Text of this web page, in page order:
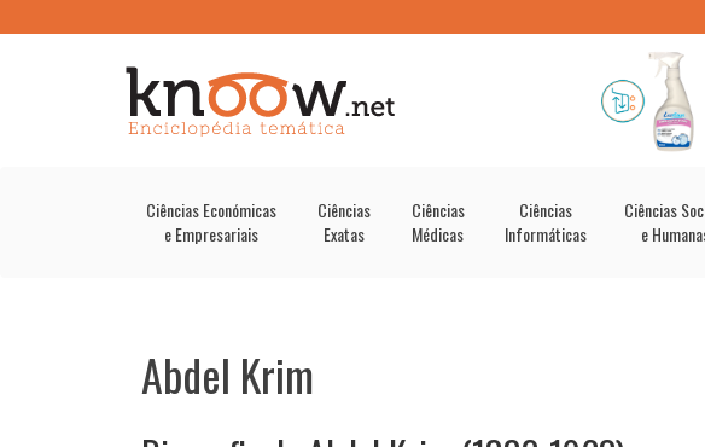
Ciências Económicas
e Empresariais
Ciências
Exatas
Ciências
Médicas
Ciências
Informáticas
Ciências
e
Abdel Krim